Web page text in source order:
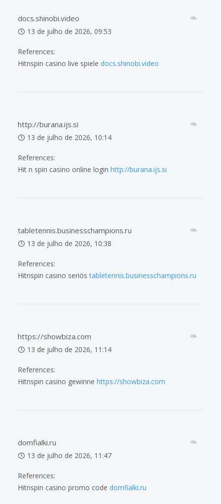
docs.shinobi.video
13 de julho de 2026, 09:53
References:
Hitnspin casino live spiele docs.shinobi.video
http://burana.ijs.si
13 de julho de 2026, 10:14
References:
Hit n spin casino online login http://burana.ijs.si
tabletennis.businesschampions.ru
13 de julho de 2026, 10:38
References:
Hitnspin casino seriöstabletennis.businesschampions.ru
https://showbiza.com
13 de julho de 2026, 11:14
References:
Hitnspin casino gewinne https://showbiza.com
domfialki.ru
13 de julho de 2026, 11:47
References:
Hitnspin casino promo code domfialki.ru